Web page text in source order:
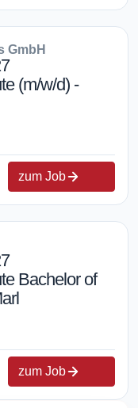
GmbH
(m/w/d) -
zum Job
Bachelor of
zum Job